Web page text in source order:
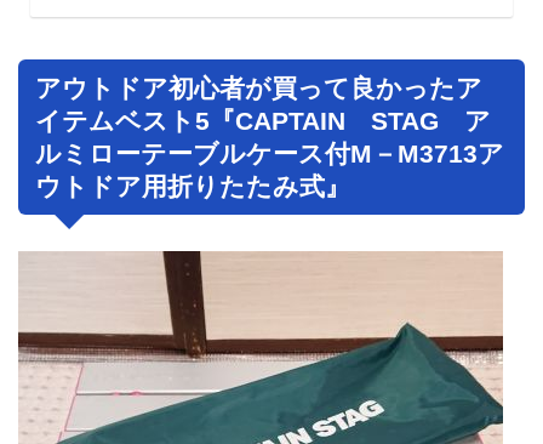
アウトドア初心者が買って良かったア
イテムベスト5『CAPTAIN STAG ア
ルミローテーブルケース付M－M3713ア
ウトドア用折りたたみ式』